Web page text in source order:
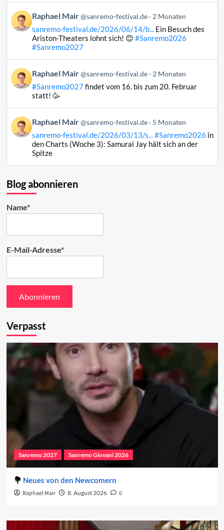
Bluesky
ansehen
Beitrag
von
Raphael
ansehen
Raphael Mair @sanremo-festival.de 2 Monaten
sanremo-festival.de/2026/06/14/b...Ein Besuch des
Ariston-Theaters lohnt sich! 😊 #Sanremo2026
#Sanremo2027
Beitrag
von
Raphael
Bluesky
ansehen
Raphael Mair @sanremo-festival.de 2 Monaten
#Sanremo2027findet vom 16. bis zum 20. Februar
statt! 🥳
Beitrag
von
Raphael
ansehen
Raphael Mair @sanremo-festival.de 5 Monaten
sanremo-festival.de/2026/03/13/s...#Sanremo2026 in
den Charts (Woche 3): Samurai Jay hält sich an der
Spitze
Blog abonnieren
Name*
E-Mail-Adresse*
Verpasst
Sanremo 2027 Sanremo Giovani 2026
Neues von den Newcomern
Raphael Mair 8. August 2026 0